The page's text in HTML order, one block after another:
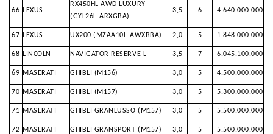
66 LEXUS
RX450HL AWD LUXURY
(GYL26L-ARXGBA)
3,5 6 4.640.000.000
67 LEXUS UX200 (MZAA10L-AWXBBA) 2,0 5 1.848.000.000
68 LINCOLN NAVIGATOR RESERVE L 3,5 7 6.045.100.000
69 MASERATI GHIBLI (M156) 3,0 5 4.500.000.000
70 MASERATI GHIBLI (M157) 3,0 5 5.300.000.000
71 MASERATI GHIBLI GRANLUSSO (M157) 3,0 5 5.500.000.000
72 MASERATI GHIBLI GRANSPORT (M157) 3,0 5 5.500.000.000